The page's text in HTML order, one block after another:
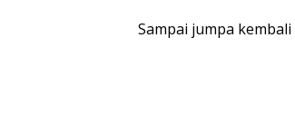
Sampai jumpa